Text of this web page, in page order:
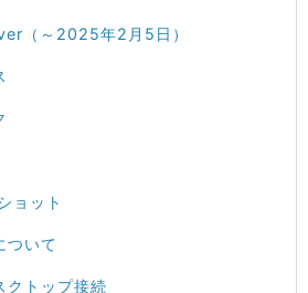
（～2025年2月5日）
ョット
ついて
クトップ接続